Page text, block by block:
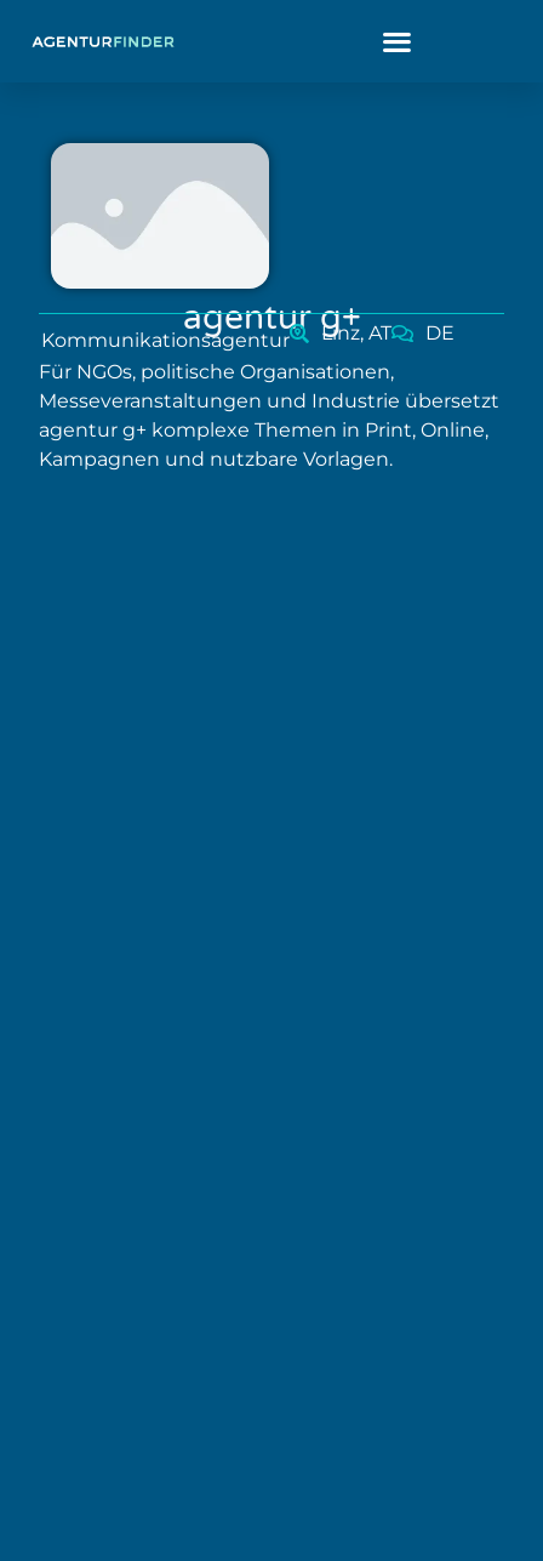
agentur g+
Kommunikationsagentur Linz, AT
DE
Für NGOs, politische Organisationen,
Messeveranstaltungen und Industrie übersetzt
agentur g+ komplexe Themen in Print, Online,
Kampagnen und nutzbare Vorlagen.